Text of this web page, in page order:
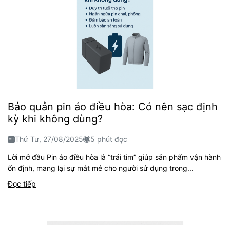
Bảo quản pin áo điều hòa: Có nên sạc định
kỳ khi không dùng?
Thứ Tư, 27/08/2025 5 phút đọc
Lời mở đầu Pin áo điều hòa là “trái tim” giúp sản phẩm vận hành
ổn định, mang lại sự mát mẻ cho người sử dụng trong...
Đọc tiếp